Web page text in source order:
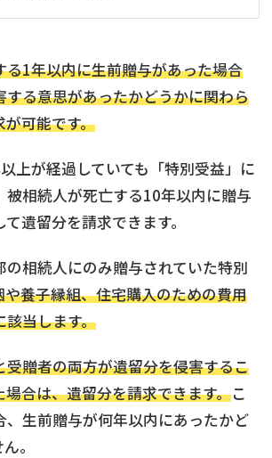
る1年以内に生前贈与があった場合
する意思があったかどうかに関わら
可能です。
上が経過していても「特別受益」に
被相続人が死亡する10年以内に贈与
遺留分を請求できます。
の相続人にのみ贈与されていた特別
や養子縁組、住宅購入のための費用
該当します。
受贈者の両方が遺留分を侵害するこ
合は、遺留分を請求できます。こ
、生前贈与が何年以内にあったかど
。